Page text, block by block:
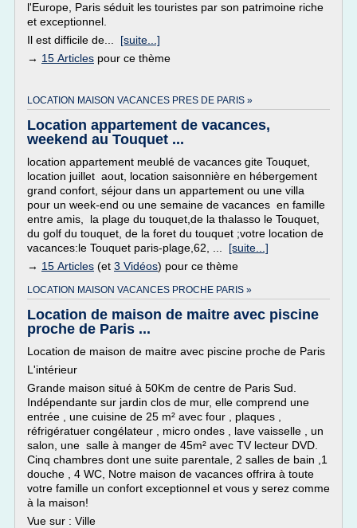
l'Europe, Paris séduit les touristes par son patrimoine riche
et exceptionnel.
Il est difficile de... [suite...]
→ 15 Articles pour ce thème
LOCATION MAISON VACANCES PRES DE PARIS »
Location appartement de vacances,
weekend au Touquet ...
location appartement meublé de vacances gite Touquet,
location juillet aout, location saisonnière en hébergement
grand confort, séjour dans un appartement ou une villa
pour un week-end ou une semaine de vacances en famille
entre amis, la plage du touquet,de la thalasso le Touquet,
du golf du touquet, de la foret du touquet ;votre location de
vacances:le Touquet paris-plage,62, ... [suite...]
→ 15 Articles (et 3 Vidéos) pour ce thème
LOCATION MAISON VACANCES PROCHE PARIS »
Location de maison de maitre avec piscine
proche de Paris ...
Location de maison de maitre avec piscine proche de Paris
L'intérieur
Grande maison situé à 50Km de centre de Paris Sud.
Indépendante sur jardin clos de mur, elle comprend une
entrée , une cuisine de 25 m² avec four , plaques ,
réfrigératuer congélateur , micro ondes , lave vaisselle , un
salon, une salle à manger de 45m² avec TV lecteur DVD.
Cinq chambres dont une suite parentale, 2 salles de bain ,1
douche , 4 WC, Notre maison de vacances offrira à toute
votre famille un confort exceptionnel et vous y serez comme
à la maison!
Vue sur : Ville